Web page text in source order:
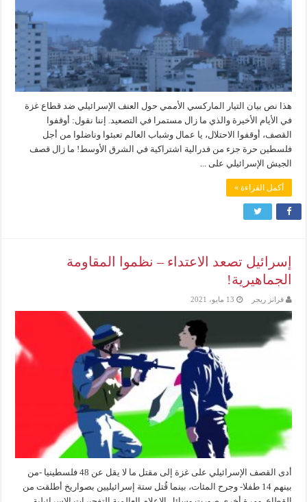
هذا نص بيان التيار الماركسي الأممي حول العنف الإسرائيلي ضد قطاع غزة
في الأيام الأخيرة والذي ما زال مستمرا في التصعيد. إننا نقول: أوقفوا
القصف، أوقفوا الاحتلال، يا عمال وشباب العالم تعبئوا وناضلوا من أجل
فلسطين حرة جزء من فدرالية اشتراكية في الشرق الأوسط! ما زال قصف
الجيش الإسرائيلي على ...
أكمل القراءة »
إسرائيل تصعد الاعتداء – نظموا المقاومة
الجماهيرية!
فرانز ريجر 13 مايو، 2021
أدى القصف الإسرائيلي على غزة إلى مقتل ما لا يقل عن 48 فلسطينيا -من
بينهم 14 طفلا- وجرح المئات، بينما قُتل ستة إسرائيليين بصواريخ أطلقت من